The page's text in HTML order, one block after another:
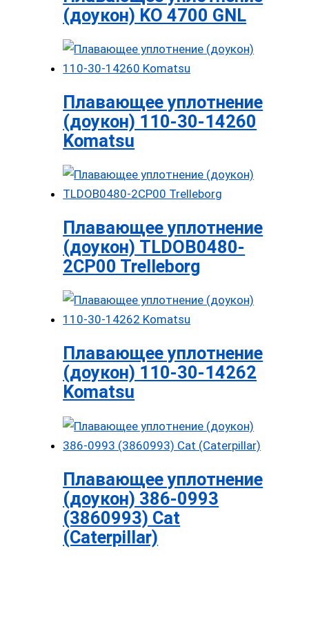
(доукон) KO 4700 GNL
Плавающее уплотнение
(доукон) 110-30-14260
Komatsu
Плавающее уплотнение
(доукон) TLDOB0480-
2CP00 Trelleborg
Плавающее уплотнение
(доукон) 110-30-14262
Komatsu
Плавающее уплотнение
(доукон) 386-0993
(3860993) Cat
(Caterpillar)